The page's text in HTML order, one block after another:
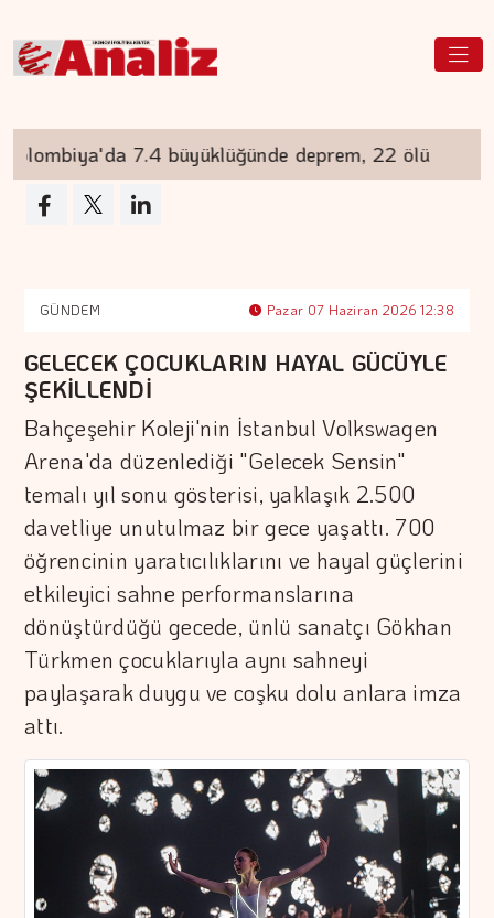
7.4 büyüklüğünde deprem, 22 ölü
GÜNDEM Pazar 07 Haziran 2026 12:38
GELECEK ÇOCUKLARIN HAYAL GÜCÜYLE
ŞEKİLLENDİ
Bahçeşehir Koleji'nin İstanbul Volkswagen
Arena'da düzenlediği "Gelecek Sensin"
temalı yıl sonu gösterisi, yaklaşık 2.500
davetliye unutulmaz bir gece yaşattı. 700
öğrencinin yaratıcılıklarını ve hayal güçlerini
etkileyici sahne performanslarına
dönüştürdüğü gecede, ünlü sanatçı Gökhan
Türkmen çocuklarıyla aynı sahneyi
paylaşarak duygu ve coşku dolu anlara imza
attı.